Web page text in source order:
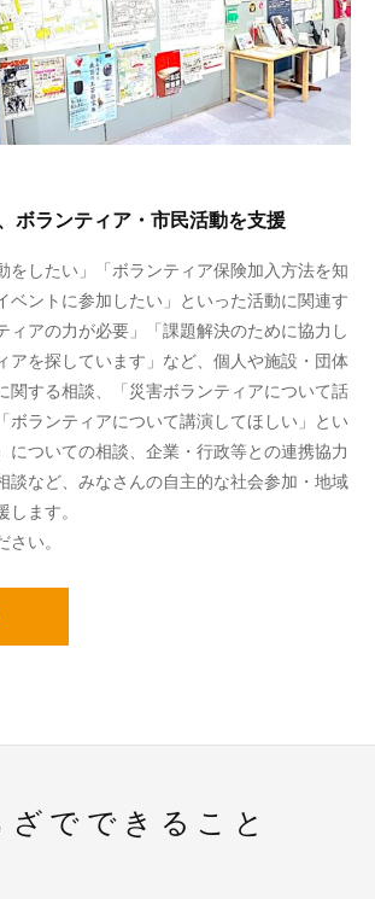
ボランティア・市民活動を支援
をしたい」「ボランティア保険加入方法を知
ベントに参加したい」といった活動に関連す
ィアの力が必要」「課題解決のために協力し
アを探しています」など、個人や施設・団体
関する相談、「災害ボランティアについて話
ボランティアについて講演してほしい」とい
についての相談、企業・行政等との連携協力
談など、みなさんの自主的な社会参加・地域
します。
さい。
らざでできること